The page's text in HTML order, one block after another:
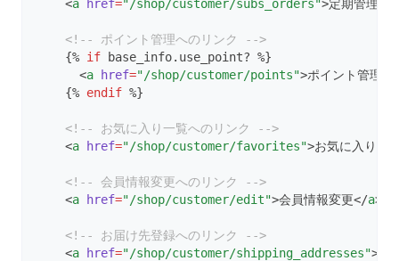
    <
a href="/shop/customer/subs_orders">定期管理</
<!-- ポイント管理へのリンク -->
    {%
if base_info.use_point? %}
      <
a href="/shop/customer/points">ポイント管理</
    {%
endif %}
<!-- お気に入り一覧へのリンク -->
    <
a href="/shop/customer/favorites">お気に入り一
<!-- 会員情報変更へのリンク -->
    <
a href="/shop/customer/edit">会員情報変更</a>
<!-- お届け先登録へのリンク -->
    <
a href="/shop/customer/shipping_addresses">お